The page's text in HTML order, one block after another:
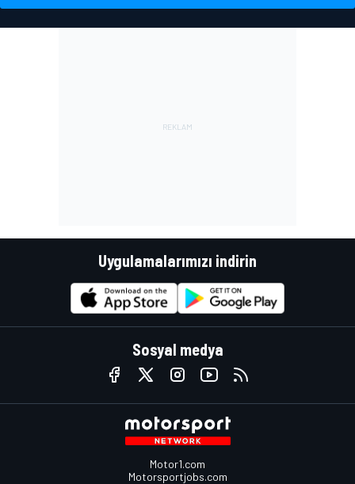
Uygulamalarımızı indirin
Sosyal medya
Motor1.com
Motorsportjobs.com